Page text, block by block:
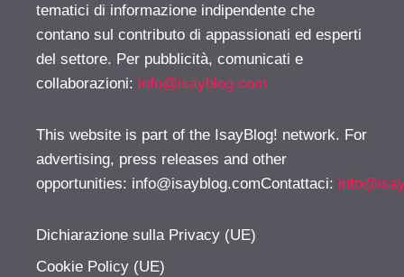
tematici di informazione indipendente che
contano sul contributo di appassionati ed esperti
del settore. Per pubblicità, comunicati e
collaborazioni: info@isayblog.com
This website is part of the IsayBlog! network. For
advertising, press releases and other
opportunities: info@isayblog.comContattaci:
Dichiarazione sulla Privacy (UE)
Cookie Policy (UE)